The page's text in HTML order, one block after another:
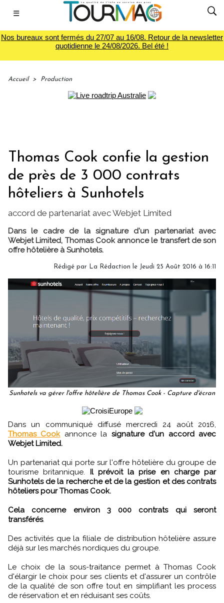
☰
Nos bureaux sont fermés du 27/07 au 16/08. Retour de la newsletter
quotidienne le 24/08/2026. Bel été !
Accueil > Production
Thomas Cook confie la gestion
de près de 3 000 contrats
hôteliers à Sunhotels
accord de partenariat avec Webjet Limited
Dans le cadre de la signature d'un partenariat avec
Webjet Limited, Thomas Cook annonce le transfert de son
offre hôtelière à Sunhotels.
Rédigé par La Rédaction le Jeudi 25 Août 2016 à 16:11
Sunhotels va gérer l'offre hôtelière de Thomas Cook - Capture d'écran
Dans un communiqué diffusé mercredi 24 août 2016,
Thomas Cookannonce la signature d'un accord avec
Webjet Limited.
Un partenariat qui porte sur l'offre hôtelière du groupe de
tourisme britannique. Il prévoit la prise en charge par
Sunhotels de la recherche et de la gestion et des contrats
hôteliers pour Thomas Cook.
Cela concerne environ 3 000 contrats qui seront
transférés.
Des activités que la filiale de distribution hôtelière assure
déjà sur les marchés nordiques du groupe.
Le choix de la sous-traitance permet à Thomas Cook
d'élargir le choix pour ses clients et d'assurer un contrôle
de la qualité de son offre tout en simplifiant les process
de réservation et en réduisant ses coûts.